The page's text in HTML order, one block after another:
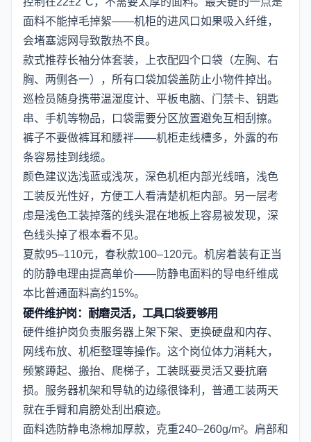
面料不能掉毛掉絮——机柜的进风口如果吸入纤维，
会堵塞滤网导致散热不良。
款式推荐长袖分体套装，上衣配四个口袋（左胸、右
胸、两侧各一），所有口袋加袋盖防止小物件掉出。
巡检员随身携带温湿度计、平板电脑、门禁卡、钥匙
串、手机等物品，口袋需要分区放置避免互相刮擦。
裤子不要做裤耳和腰袢——机柜走线槽多，外露的布
条容易挂到线缆。
颜色建议选浅蓝或浅灰，深色机柜内部光线暗，浅色
工装反光性好，方便工人看清楚机柜内部。另一层考
虑是浅色工装掉落的线头混在地板上容易被发现，深
色线头掉了根本看不见。
夏款95–110元，春秋款100–120元。机房着装有正当
的防静电理由提高单价——防静电面料的导电纤维成
本比普通面料高约15%。
硬件维护岗：耐磨灵活，工具口袋要够用
硬件维护岗负责服务器上架下架、更换硬盘和内存、
网线布放、机柜整理等操作。这个岗位体力消耗大，
频繁蹲起、搬抬、爬梯子，工装既要灵活又要抗磨
损。服务器机架和导轨的边缘很锋利，普通工装两天
就在手臂和肩膀处刮出痕迹。
面料选防静电涤棉加厚款，克重240–260g/m²。肩部和